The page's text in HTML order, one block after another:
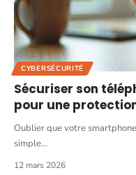
CYBERSÉCURITÉ
Sécuriser son
pour une
Oublier que votre
simple…
12 mars 2026